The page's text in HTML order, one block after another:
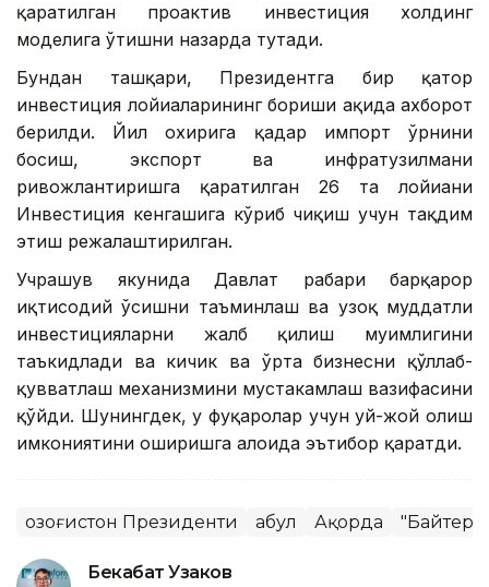
қаратилган проактив инвестиция холдинг
моделига ўтишни назарда тутади.
Бундан ташқари, Президентга бир қатор
инвестиция лойиҳаларининг бориши ҳақида ахборот
берилди. Йил охирига қадар импорт ўрнини
босиш, экспорт ва инфратузилмани
ривожлантиришга қаратилган 26 та лойиҳани
Инвестиция кенгашига кўриб чиқиш учун тақдим
этиш режалаштирилган.
Учрашув якунида Давлат раҳбари барқарор
иқтисодий ўсишни таъминлаш ва узоқ муддатли
инвестицияларни жалб қилиш муҳимлигини
таъкидлади ва кичик ва ўрта бизнесни қўллаб-
қувватлаш механизмини мустаҳкамлаш вазифасини
қўйди. Шунингдек, у фуқаролар учун уй-жой олиш
имкониятини оширишга алоҳида эътибор қаратди.
Қозоғистон Президенти Қабул Ақорда
Бекабат Узаков